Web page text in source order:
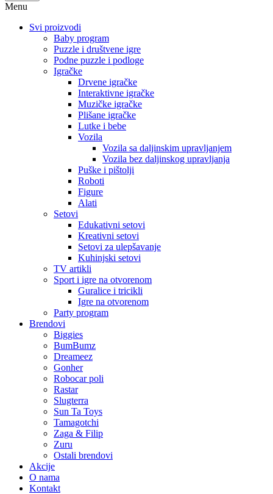
Menu
Svi proizvodi
Baby program
Puzzle i društvene igre
Podne puzzle i podloge
Igračke
Drvene igračke
Interaktivne igračke
Muzičke igračke
Plišane igračke
Lutke i bebe
Vozila
Vozila sa daljinskim upravljanjem
Vozila bez daljinskog upravljanja
Puške i pištolji
Roboti
Figure
Alati
Setovi
Edukativni setovi
Kreativni setovi
Setovi za ulepšavanje
Kuhinjski setovi
TV artikli
Sport i igre na otvorenom
Guralice i tricikli
Igre na otvorenom
Party program
Brendovi
Biggies
BumBumz
Dreameez
Gonher
Robocar poli
Rastar
Slugterra
Sun Ta Toys
Tamagotchi
Zaga & Filip
Zuru
Ostali brendovi
Akcije
O nama
Kontakt